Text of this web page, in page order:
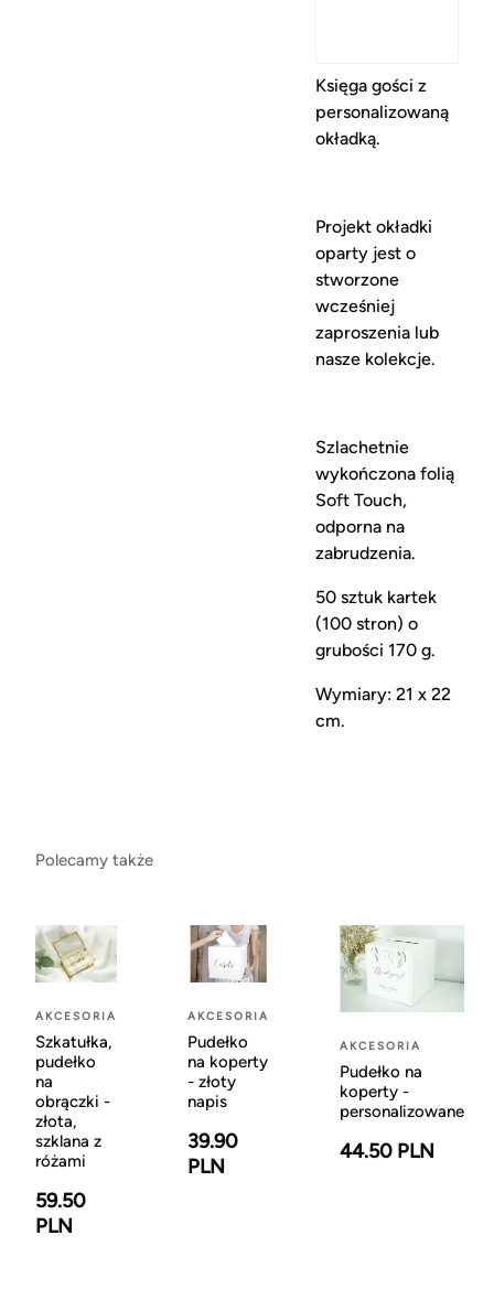
Księga gości z
personalizowaną
okładką.
Projekt okładki
oparty jest o
stworzone
wcześniej
zaproszenia lub
nasze kolekcje.
Szlachetnie
wykończona folią
Soft Touch,
odporna na
zabrudzenia.
50 sztuk kartek
(100 stron) o
grubości 170 g.
Wymiary: 21 x 22
cm.
Polecamy także
AKCESORIA
Szkatułka,
pudełko
na
obrączki -
złota,
szklana z
różami
59.50
PLN
AKCESORIA
Pudełko
na koperty
- złoty
napis
39.90
PLN
AKCESORIA
Pudełko na
koperty -
personalizowane
44.50 PLN